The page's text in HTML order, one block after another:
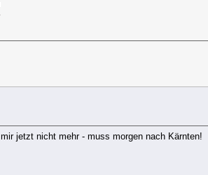
jetzt nicht mehr - muss morgen nach Kärnten!